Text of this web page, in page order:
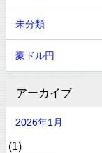
未分類
豪ドル円
アーカイブ
2026年1月
(1)